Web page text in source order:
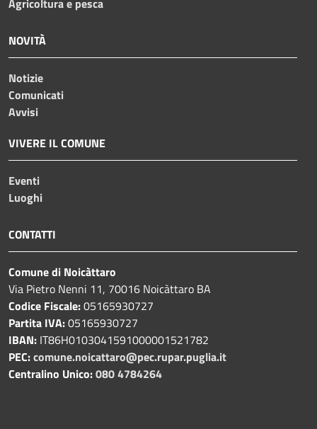
Agricoltura e pesca
NOVITÀ
Notizie
Comunicati
Avvisi
VIVERE IL COMUNE
Eventi
Luoghi
CONTATTI
Comune di Noicàttaro
Via Pietro Nenni 11, 70016 Noicàttaro BA
Codice Fiscale:05165930727
Partita IVA:05165930727
IBAN: IT86H0103041591000001521782
PEC:comune.noicattaro@pec.rupar.puglia.it
Centralino Unico:080 4784264